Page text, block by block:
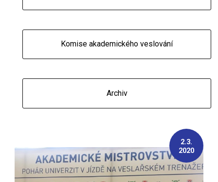
Komise akademického veslování
Archiv
2.3.
2020